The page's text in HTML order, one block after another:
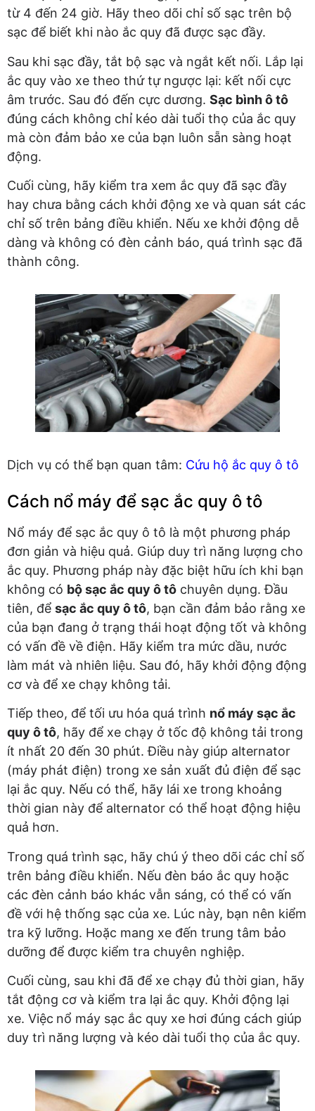
từ 4 đến 24 giờ. Hãy theo dõi chỉ số sạc trên bộ
sạc để biết khi nào ắc quy đã được sạc đầy.
Sau khi sạc đầy, tắt bộ sạc và ngắt kết nối. Lắp lại
ắc quy vào xe theo thứ tự ngược lại: kết nối cực
âm trước. Sau đó đến cực dương. Sạc bình ô tô
đúng cách không chỉ kéo dài tuổi thọ của ắc quy
mà còn đảm bảo xe của bạn luôn sẵn sàng hoạt
động.
Cuối cùng, hãy kiểm tra xem ắc quy đã sạc đầy
hay chưa bằng cách khởi động xe và quan sát các
chỉ số trên bảng điều khiển. Nếu xe khởi động dễ
dàng và không có đèn cảnh báo, quá trình sạc đã
thành công.
Dịch vụ có thể bạn quan tâm: Cứu hộ ắc quy ô tô
Cách nổ máy để sạc ắc quy ô tô
Nổ máy để sạc ắc quy ô tô là một phương pháp
đơn giản và hiệu quả. Giúp duy trì năng lượng cho
ắc quy. Phương pháp này đặc biệt hữu ích khi bạn
không có bộ sạc ắc quy ô tô chuyên dụng. Đầu
tiên, để sạc ắc quy ô tô, bạn cần đảm bảo rằng xe
của bạn đang ở trạng thái hoạt động tốt và không
có vấn đề về điện. Hãy kiểm tra mức dầu, nước
làm mát và nhiên liệu. Sau đó, hãy khởi động động
cơ và để xe chạy không tải.
Tiếp theo, để tối ưu hóa quá trình nổ máy sạc ắc
quy ô tô, hãy để xe chạy ở tốc độ không tải trong
ít nhất 20 đến 30 phút. Điều này giúp alternator
(máy phát điện) trong xe sản xuất đủ điện để sạc
lại ắc quy. Nếu có thể, hãy lái xe trong khoảng
thời gian này để alternator có thể hoạt động hiệu
quả hơn.
Trong quá trình sạc, hãy chú ý theo dõi các chỉ số
trên bảng điều khiển. Nếu đèn báo ắc quy hoặc
các đèn cảnh báo khác vẫn sáng, có thể có vấn
đề với hệ thống sạc của xe. Lúc này, bạn nên kiểm
tra kỹ lưỡng. Hoặc mang xe đến trung tâm bảo
dưỡng để được kiểm tra chuyên nghiệp.
Cuối cùng, sau khi đã để xe chạy đủ thời gian, hãy
tắt động cơ và kiểm tra lại ắc quy. Khởi động lại
xe. Việc nổ máy sạc ắc quy xe hơi đúng cách giúp
duy trì năng lượng và kéo dài tuổi thọ của ắc quy.